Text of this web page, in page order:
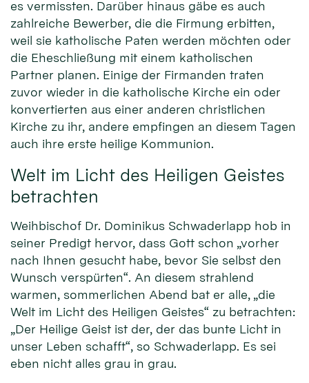
es vermissten. Darüber hinaus gäbe es auch
zahlreiche Bewerber, die die Firmung erbitten,
weil sie katholische Paten werden möchten oder
die Eheschließung mit einem katholischen
Partner planen. Einige der Firmanden traten
zuvor wieder in die katholische Kirche ein oder
konvertierten aus einer anderen christlichen
Kirche zu ihr, andere empfingen an diesem Tagen
auch ihre erste heilige Kommunion.
Welt im Licht des Heiligen Geistes
betrachten
Weihbischof Dr. Dominikus Schwaderlapp hob in
seiner Predigt hervor, dass Gott schon „vorher
nach Ihnen gesucht habe, bevor Sie selbst den
Wunsch verspürten“. An diesem strahlend
warmen, sommerlichen Abend bat er alle, „die
Welt im Licht des Heiligen Geistes“ zu betrachten:
„Der Heilige Geist ist der, der das bunte Licht in
unser Leben schafft“, so Schwaderlapp. Es sei
eben nicht alles grau in grau.